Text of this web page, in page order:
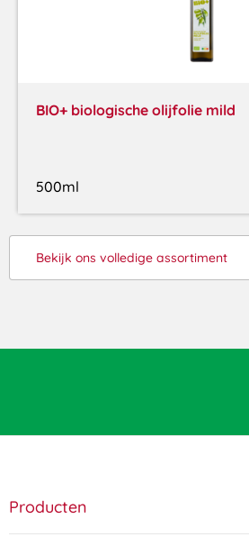
BIO+ biologische olijfolie mild
500ml
Bekijk ons volledige assortiment
Producten